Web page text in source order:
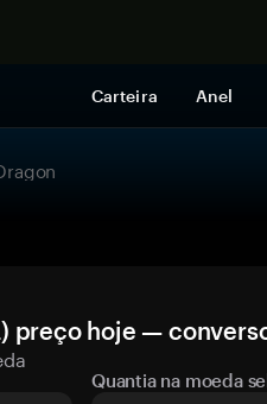
Carteira Anel
preço hoje —
Quantia na moeda